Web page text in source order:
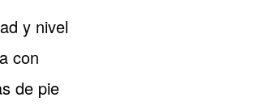
y nivel
con
de pie